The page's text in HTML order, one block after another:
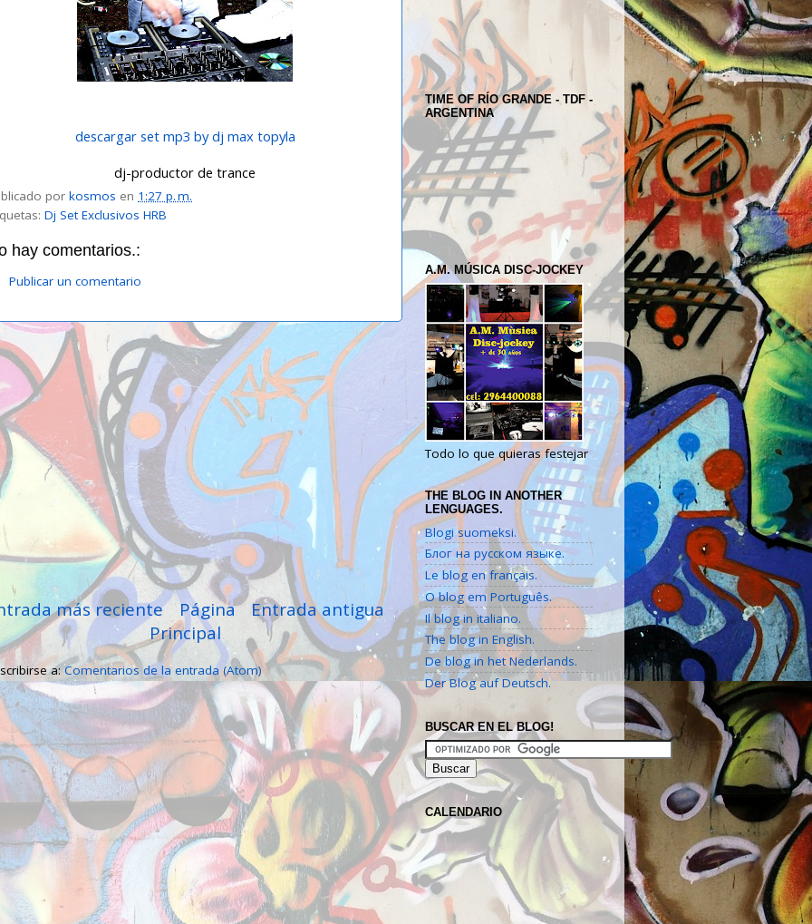
descargar set mp3 by dj max topyla
dj-productor de trance
por kosmos en 1:27 p. m.
Dj Set Exclusivos HRB
hay comentarios.:
Publicar un comentario
más reciente Entrada antigua
Página
Principal
a:Comentarios de la entrada (Atom)
TIME OF RÍO GRANDE - TDF -
ARGENTINA
A.M. MÚSICA DISC-JOCKEY
Todo lo que quieras festejar
THE BLOG IN ANOTHER
LENGUAGES.
Blogi suomeksi.
Блог на русском языке.
Le blog en français.
O blog em Português.
Il blog in italiano.
The blog in English.
De blog in het Nederlands.
Der Blog auf Deutsch.
BUSCAR EN EL BLOG!
CALENDARIO